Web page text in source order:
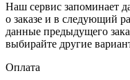
Наш сервис запоминает
о заказе и в следующий
данные предыдущего
выбирайте другие
Оплата